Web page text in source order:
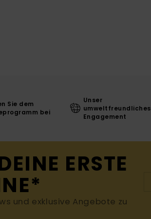
Sie dem
bei
Unser
umweltfreundliches
Engagement
ERSTE
und exklusive Angebote zu